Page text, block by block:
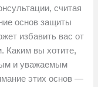
считая
основ защиты
избавить вас от
Каким вы хотите,
и уважаемым
этих основ —